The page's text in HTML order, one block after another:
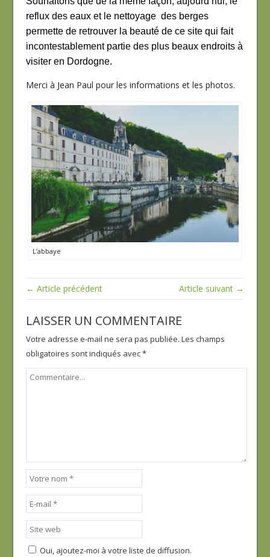
reflux des eaux et le nettoyage des berges
permette de retrouver la beauté de ce site qui fait
incontestablement partie des plus beaux endroits à
visiter en Dordogne.
Merci à Jean Paul pour les informations et les photos.
L’abbaye
← Article précédent Article suivant →
LAISSER UN COMMENTAIRE
Votre adresse e-mail ne sera pas publiée. Les champs
obligatoires sont indiqués avec*
Oui, ajoutez-moi à votre liste de diffusion.